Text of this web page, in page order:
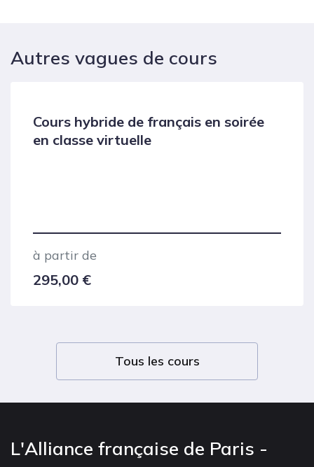
Autres vagues de cours
Cours hybride de français en soirée
en classe virtuelle
à partir de
295,00 €
Tous les cours
L'Alliance française de Paris -